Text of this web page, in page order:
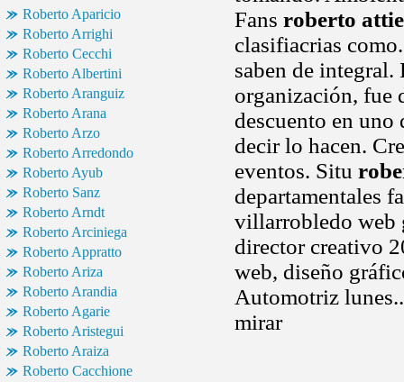
Roberto Aparicio
Roberto Arrighi
Roberto Cecchi
Roberto Albertini
Roberto Aranguiz
Roberto Arana
Roberto Arzo
Roberto Arredondo
Roberto Ayub
Roberto Sanz
Roberto Arndt
Roberto Arciniega
Roberto Appratto
Roberto Ariza
Roberto Arandia
Roberto Agarie
Roberto Aristegui
Roberto Araiza
Roberto Cacchione
Fans roberto attie
clasifiacrias
saben de integral.
organización, fue
descuento en uno
decir lo hacen.
eventos. Situ
departamentales
villarrobledo web
director creativo
web, diseño
Automotriz
mirar